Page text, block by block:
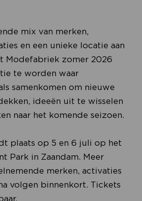
mix van merken,
en een unieke locatie aan
Modefabriek zomer 2026
te worden waar
samenkomen om nieuwe
ideeën uit te wisselen
naar het komende seizoen.
plaats op 5 en 6 juli op het
Park in Zaandam. Meer
merken, activaties
volgen binnenkort. Tickets